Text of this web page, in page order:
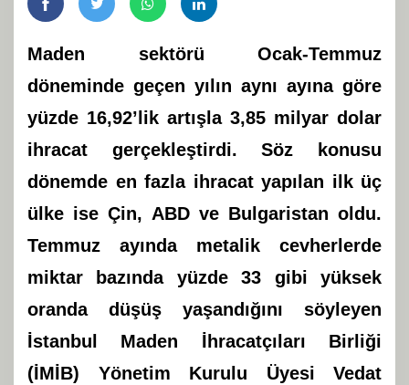
Maden sektörü Ocak-Temmuz
döneminde geçen yılın aynı ayına göre
yüzde 16,92’lik artışla 3,85 milyar dolar
ihracat gerçekleştirdi. Söz konusu
dönemde en fazla ihracat yapılan ilk üç
ülke ise Çin, ABD ve Bulgaristan oldu.
Temmuz ayında metalik cevherlerde
miktar bazında yüzde 33 gibi yüksek
oranda düşüş yaşandığını söyleyen
İstanbul Maden İhracatçıları Birliği
(İMİB) Yönetim Kurulu Üyesi Vedat